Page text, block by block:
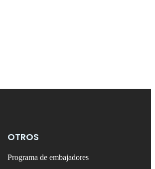
OTROS
Programa de embajadores